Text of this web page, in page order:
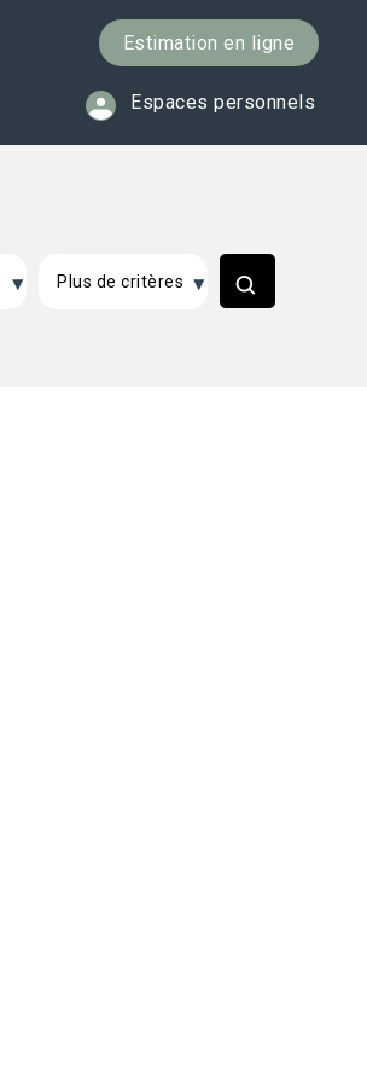
Estimation en ligne
Espaces personnels